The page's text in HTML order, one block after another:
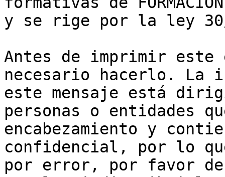
y se rige por la ley 30/
Antes de imprimir
necesario hacerlo. La
este mensaje está
personas o entidades
encabezamiento y
confidencial, por lo
por error, por favor